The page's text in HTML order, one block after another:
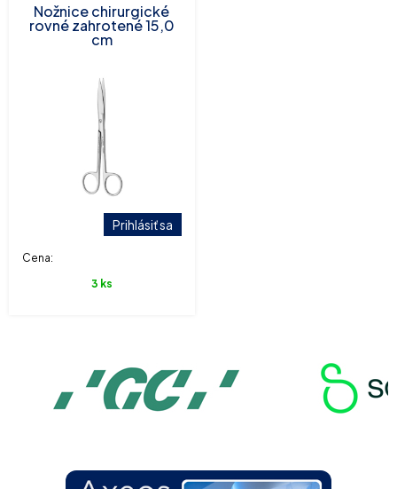
Nožnice chirurgické
rovné zahrotené 15,0
cm
Cena:
Prihlásiť sa
3 ks